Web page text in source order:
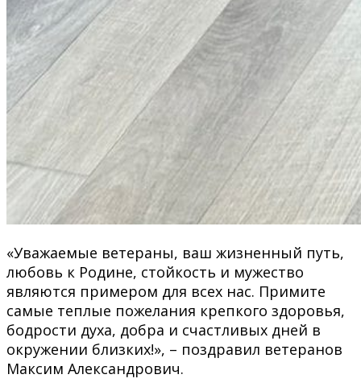
«Уважаемые ветераны, ваш жизненный путь,
любовь к Родине, стойкость и мужество
являются примером для всех нас. Примите
самые теплые пожелания крепкого здоровья,
бодрости духа, добра и счастливых дней в
окружении близких!», – поздравил ветеранов
Максим Александрович.